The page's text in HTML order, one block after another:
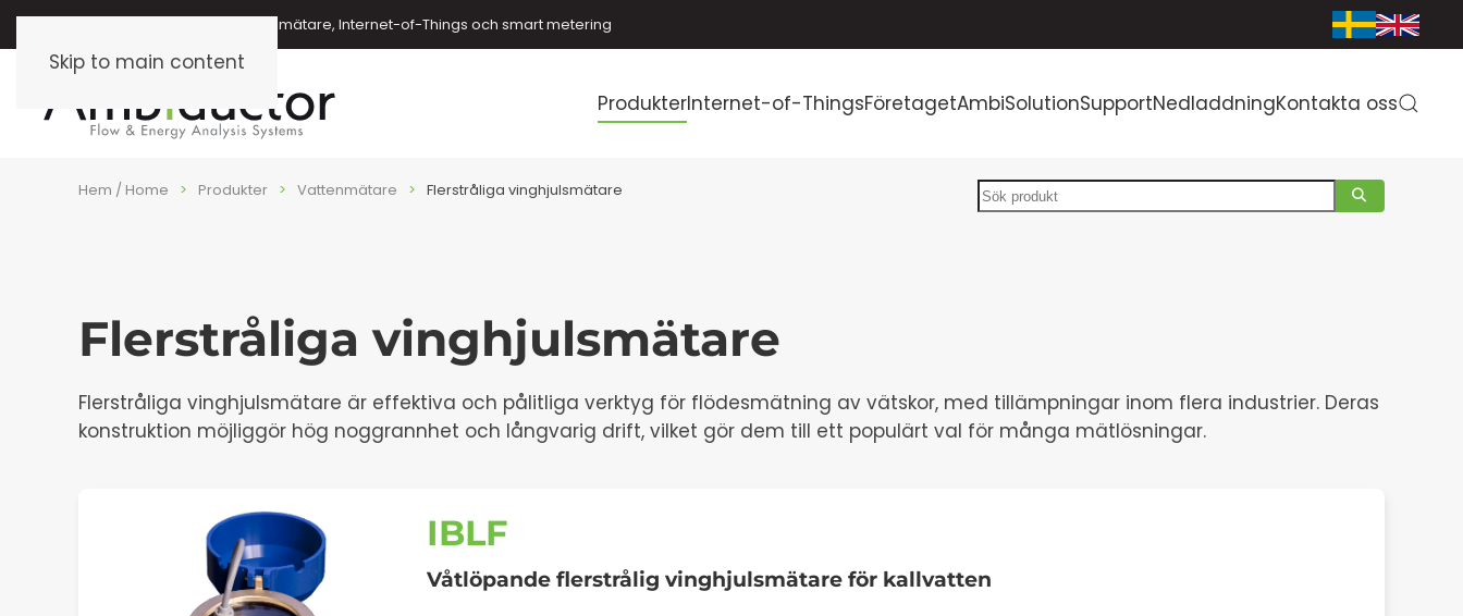
Skip to main content
Energimätare, vattenmätare, oljemätare, Internet-of-Things och smart metering
ProdukterInternet-of-ThingsFöretagetAmbiSolutionSupportNedladdningKontakta oss
Hem / Home Produkter Vattenmätare Flerstråliga vinghjulsmätare Search
Flerstråliga vinghjulsmätare
Flerstråliga vinghjulsmätare är effektiva och pålitliga verktyg för flödesmätning av vätskor, med tillämpningar inom flera industrier. Deras
konstruktion möjliggör hög noggrannhet och långvarig drift, vilket gör dem till ett populärt val för många mätlösningar.
IBLF
Våtlöpande flerstrålig vinghjulsmätare för kallvatten